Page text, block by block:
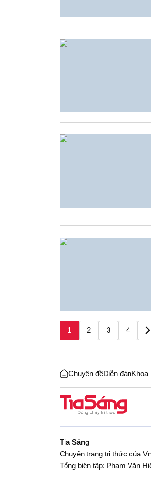
1 2 3 4
Chuyên đềDiễn đànKhoa
Tia Sáng
Chuyên trang tri thức của
Tổng biên tập: Phạm Văn